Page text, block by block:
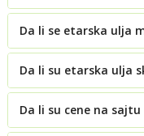
Da li se etarska ulja
Da li su etarska ulja
Da li su cene na